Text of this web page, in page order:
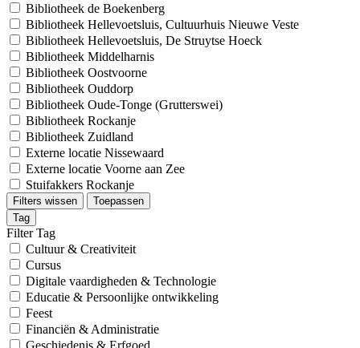
Bibliotheek de Boekenberg
Bibliotheek Hellevoetsluis, Cultuurhuis Nieuwe Veste
Bibliotheek Hellevoetsluis, De Struytse Hoeck
Bibliotheek Middelharnis
Bibliotheek Oostvoorne
Bibliotheek Ouddorp
Bibliotheek Oude-Tonge (Grutterswei)
Bibliotheek Rockanje
Bibliotheek Zuidland
Externe locatie Nissewaard
Externe locatie Voorne aan Zee
Stuifakkers Rockanje
Filters wissen
Toepassen
Tag
Filter Tag
Cultuur & Creativiteit
Cursus
Digitale vaardigheden & Technologie
Educatie & Persoonlijke ontwikkeling
Feest
Financiën & Administratie
Geschiedenis & Erfgoed